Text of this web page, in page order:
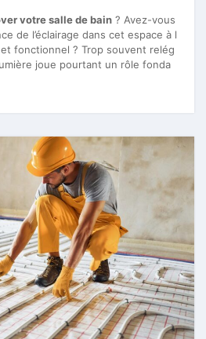
votre salle de bain ? Avez-vous
de l’éclairage dans cet espace à l
fonctionnel ? Trop souvent relég
joue pourtant un rôle fonda